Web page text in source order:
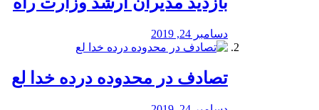
دسامبر 24, 2019
تصادف در محدوده درده خدا لع